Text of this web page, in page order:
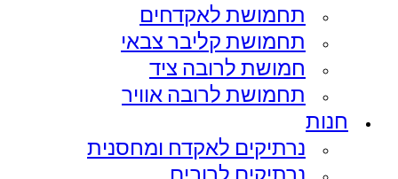
תחמושת לאקדחים
תחמושת קליבר צבאי
חמושת לרובה ציד
תחמושת לרובה אוויר
חנות
נרתיקים לאקדח ומחסנית
נרתיקים לרובים